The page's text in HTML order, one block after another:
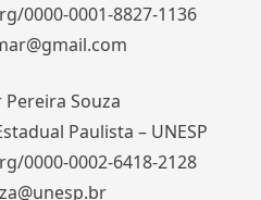
0000-0001-8827-1136
Souza
Paulista – UNESP
0000-0002-6418-2128